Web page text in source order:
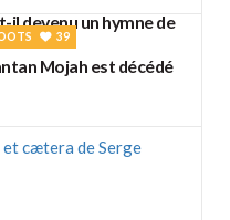
devenu un hymne de
39
Mojah est décédé